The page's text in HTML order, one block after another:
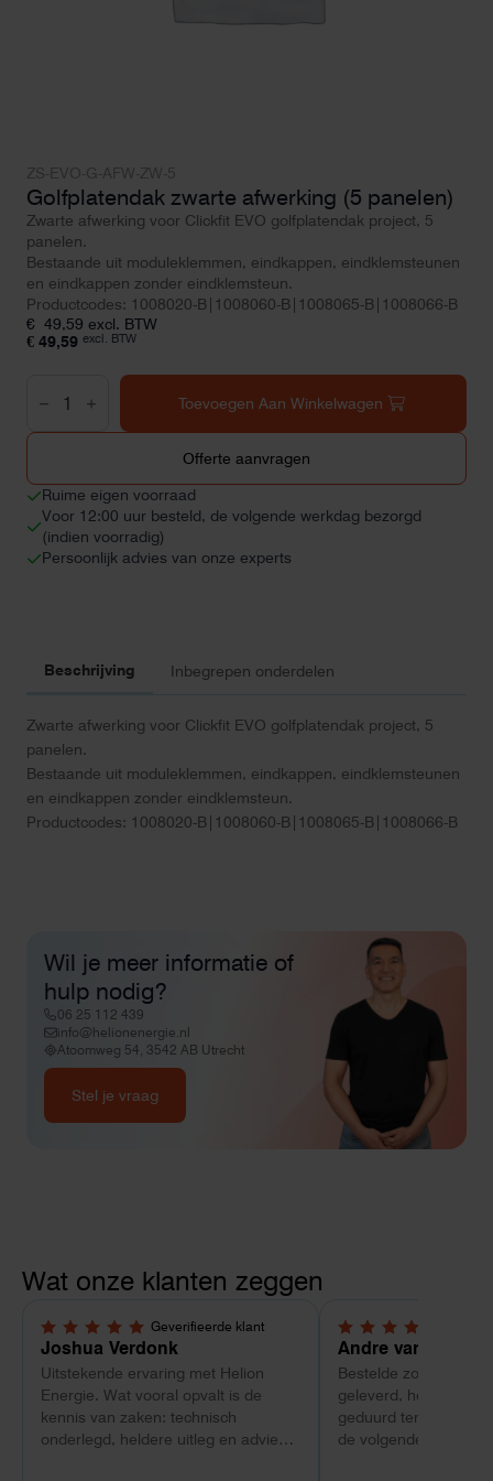
Golfplatendak zwarte afwerking (5 panelen)
Zwarte afwerking voor Clickfit EVO golfplatendak project, 5
panelen.
Bestaande uit moduleklemmen, eindkappen, eindklemsteunen
en eindkappen zonder eindklemsteun.
Productcodes: 1008020-B|1008060-B|1008065-B|1008066-B
€ 49,59 excl. BTW
€ 49,59 excl. BTW
Golfplatendak
zwarte
afwerking
(5
Toevoegen Aan Winkelwagen
Offerte aanvragen
Ruime eigen voorraad
Voor 12:00 uur besteld, de volgende werkdag bezorgd
(indien voorradig)
Persoonlijk advies van onze experts
Beschrijving Inbegrepen onderdelen
Zwarte afwerking voor Clickfit EVO golfplatendak project, 5
panelen.
Bestaande uit moduleklemmen, eindkappen, eindklemsteunen
en eindkappen zonder eindklemsteun.
Productcodes: 1008020-B|1008060-B|1008065-B|1008066-B
Wil je meer informatie of
hulp nodig?
06 25 112 439
info@helionenergie.nl
Atoomweg 54, 3542 AB Utrecht
Stel je vraag
Wat onze klanten zeggen
Geverifieerde klant
5,0 van 5 sterren
Joshua Verdonk
Uitstekende ervaring met Helion
Energie. Wat vooral opvalt is de
kennis van zaken: technisch
onderlegd, heldere uitleg en advies
4 van 5 sterren
Andre van
Bestelde
geleverd, heeft wel
geduurd terwijl bij
de volgende dag al